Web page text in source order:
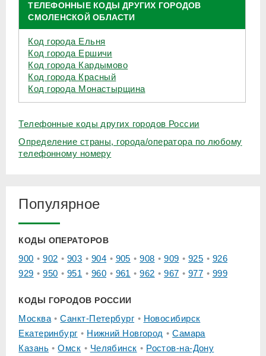
ТЕЛЕФОННЫЕ КОДЫ ДРУГИХ ГОРОДОВ
СМОЛЕНСКОЙ ОБЛАСТИ
Код города Ельня
Код города Ершичи
Код города Кардымово
Код города Красный
Код города Монастырщина
Телефонные коды других городов России
Определение страны, города/оператора по любому
телефонному номеру
Популярное
КОДЫ ОПЕРАТОРОВ
900 902 903 904 905 908 909 925
926
929
950 951 960 961 962 967 977 999
КОДЫ ГОРОДОВ РОССИИ
Москва Санкт-Петербург
Новосибирск
Екатеринбург
Нижний Новгород
Самара
Казань
Омск Челябинск Ростов-на-Дону